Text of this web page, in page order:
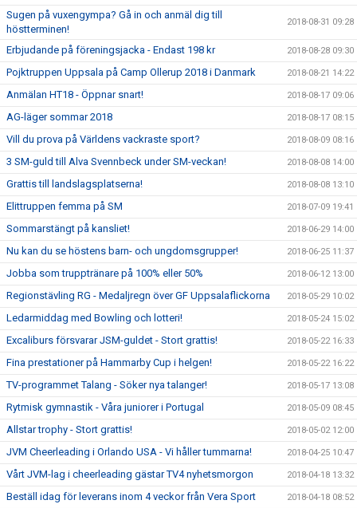
Sugen på vuxengympa? Gå in och anmäl dig till
höstterminen!
2018-08-31 09:28
Erbjudande på föreningsjacka - Endast 198 kr 2018-08-28 09:30
Pojktruppen Uppsala på Camp Ollerup 2018 i Danmark 2018-08-21 14:22
Anmälan HT18 - Öppnar snart! 2018-08-17 09:06
AG-läger sommar 2018 2018-08-17 08:15
Vill du prova på Världens vackraste sport? 2018-08-09 08:16
3 SM-guld till Alva Svennbeck under SM-veckan! 2018-08-08 14:00
Grattis till landslagsplatserna! 2018-08-08 13:10
Elittruppen femma på SM 2018-07-09 19:41
Sommarstängt på kansliet! 2018-06-29 14:00
Nu kan du se höstens barn- och ungdomsgrupper! 2018-06-25 11:37
Jobba som trupptränare på 100% eller 50% 2018-06-12 13:00
Regionstävling RG - Medaljregn över GF Uppsalaflickorna 2018-05-29 10:02
Ledarmiddag med Bowling och lotteri! 2018-05-24 15:02
Excaliburs försvarar JSM-guldet - Stort grattis! 2018-05-22 16:33
Fina prestationer på Hammarby Cup i helgen! 2018-05-22 16:22
TV-programmet Talang - Söker nya talanger! 2018-05-17 13:08
Rytmisk gymnastik - Våra juniorer i Portugal 2018-05-09 08:45
Allstar trophy - Stort grattis! 2018-05-02 12:00
JVM Cheerleading i Orlando USA - Vi håller tummarna! 2018-04-25 10:47
Vårt JVM-lag i cheerleading gästar TV4 nyhetsmorgon 2018-04-18 13:32
Beställ idag för leverans inom 4 veckor från Vera Sport 2018-04-18 08:52